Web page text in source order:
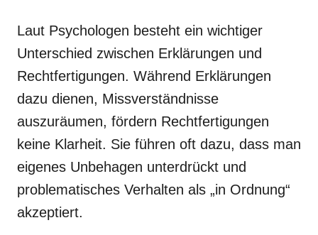
Laut Psychologen besteht ein wichtiger
Unterschied zwischen Erklärungen und
Rechtfertigungen. Während Erklärungen
dazu dienen, Missverständnisse
auszuräumen, fördern Rechtfertigungen
keine Klarheit. Sie führen oft dazu, dass man
eigenes Unbehagen unterdrückt und
problematisches Verhalten als „in Ordnung“
akzeptiert.